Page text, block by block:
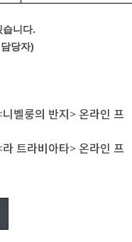
습니다.
당자)
벨룽의 반지> 온라인 프
트라비아타> 온라인 프